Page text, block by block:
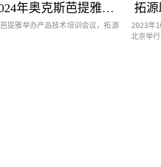
海外案例 | 拓源助力2024年奥克斯芭提雅产品技术培训会议圆满举行
提雅举办产品技术培训会议，拓源
2023年
北京举